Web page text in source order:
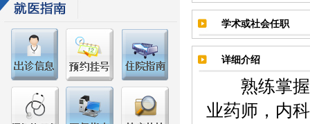
学术或社会任职
详细介绍
熟练掌握
业药师，内